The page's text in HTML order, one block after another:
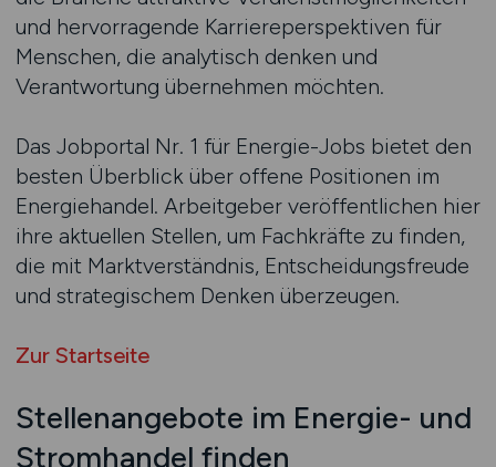
und hervorragende Karriereperspektiven für
Menschen, die analytisch denken und
Verantwortung übernehmen möchten.
Das Jobportal Nr. 1 für Energie-Jobs bietet den
besten Überblick über offene Positionen im
Energiehandel. Arbeitgeber veröffentlichen hier
ihre aktuellen Stellen, um Fachkräfte zu finden,
die mit Marktverständnis, Entscheidungsfreude
und strategischem Denken überzeugen.
Zur Startseite
Stellenangebote im Energie- und
Stromhandel finden